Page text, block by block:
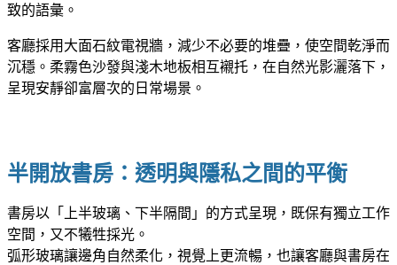
致的語彙。
客廳採用大面石紋電視牆，減少不必要的堆疊，使空間乾淨而
沉穩。柔霧色沙發與淺木地板相互襯托，在自然光影灑落下，
呈現安靜卻富層次的日常場景。
半開放書房：透明與隱私之間的平衡
書房以「上半玻璃、下半隔間」的方式呈現，既保有獨立工作
空間，又不犧牲採光。
弧形玻璃讓邊角自然柔化，視覺上更流暢，也讓客廳與書房在